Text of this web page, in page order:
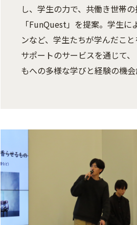
し、学生の力で、共働き世帯
「FunQuest」を提案。学生
ンなど、学生たちが学んだこ
サポートのサービスを通じて
もへの多様な学びと経験の機